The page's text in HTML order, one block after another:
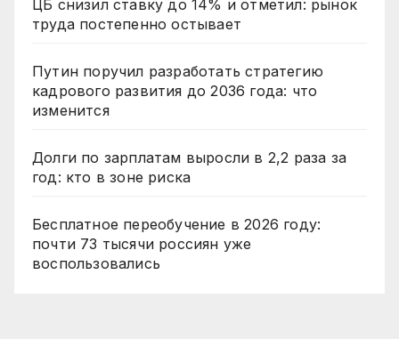
ЦБ снизил ставку до 14% и отметил: рынок
труда постепенно остывает
Путин поручил разработать стратегию
кадрового развития до 2036 года: что
изменится
Долги по зарплатам выросли в 2,2 раза за
год: кто в зоне риска
Бесплатное переобучение в 2026 году:
почти 73 тысячи россиян уже
воспользовались